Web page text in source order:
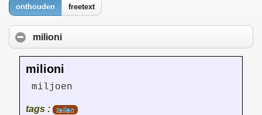
onthouden freetext
milioni
milioni
miljoen
tags : tellen